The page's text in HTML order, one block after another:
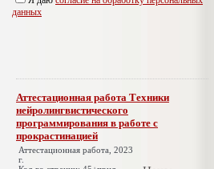
данных
Аттестационная работа Техники
нейролингвистического
программирования в работе с
прокрастинацией
Аттестационная работа, 2023
г.